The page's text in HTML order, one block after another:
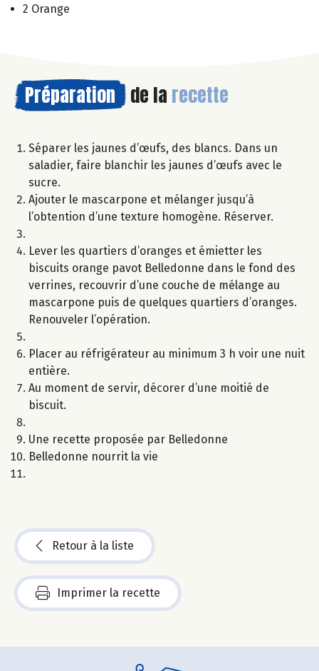
2 Orange
Préparation de la recette
Séparer les jaunes d’œufs, des blancs. Dans un
saladier, faire blanchir les jaunes d’œufs avec le
sucre.
Ajouter le mascarpone et mélanger jusqu’à
l’obtention d’une texture homogène. Réserver.
Lever les quartiers d’oranges et émietter les
biscuits orange pavot Belledonne dans le fond des
verrines, recouvrir d’une couche de mélange au
mascarpone puis de quelques quartiers d’oranges.
Renouveler l’opération.
Placer au réfrigérateur au minimum 3 h voir une nuit
entière.
Au moment de servir, décorer d’une moitié de
biscuit.
Une recette proposée par Belledonne
Belledonne nourrit la vie
Retour à la liste
Imprimer la recette